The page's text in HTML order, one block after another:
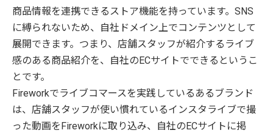
商品情報を連携できるストア機能を持っています。SNS
に縛られないため、自社ドメイン上でコンテンツとして
展開できます。つまり、店舗スタッフが紹介するライブ
感のある商品紹介を、自社のECサイトでできるというこ
とです。
Fireworkでライブコマースを実践しているあるブランド
は、店舗スタッフが使い慣れているインスタライブで撮
った動画をFireworkに取り込み、自社のECサイトに掲